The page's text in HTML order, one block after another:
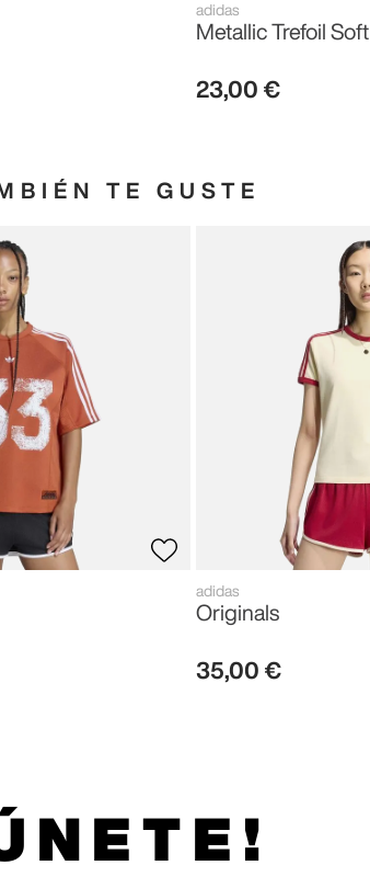
adidas
Metallic Trefoil Soft
23,00 €
TE GUSTE
adidas
Originals
35,00 €